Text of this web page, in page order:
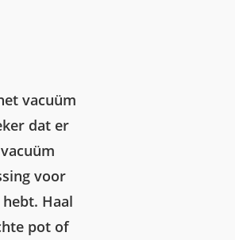
vacuüm
dat er
voor
Haal
pot of